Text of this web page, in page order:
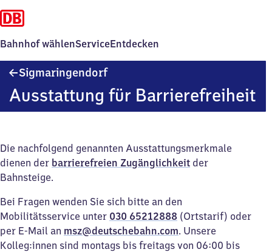
Bahnhof wählenServiceEntdecken
SigmaringendorfSigmaringendorf
Ausstattung für Barrierefreiheit
Die nachfolgend genannten Ausstattungsmerkmale
dienen der barrierefreien Zugänglichkeit der
Bahnsteige.
Bei Fragen wenden Sie sich bitte an den
Mobilitätsservice unter 030 65212888 (Ortstarif) oder
per E-Mail an msz@deutschebahn.com. Unsere
Kolleg:innen sind montags bis freitags von 06:00 bis